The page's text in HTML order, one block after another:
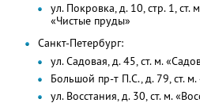
ул. Покровка, д. 10, стр. 1, ст.
«Чистые пруды»
Санкт-Петербург:
ул. Садовая, д. 45, ст. м.
Большой пр-т П.С., д. 79, ст. м.
ул. Восстания, д. 30, ст. м.